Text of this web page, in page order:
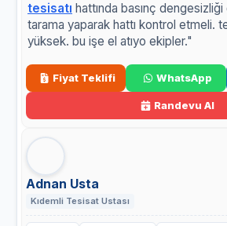
tesisatı hattında basınç
tarama yaparak hattı kontrol etmeli.
yüksek. bu işe el atıyo ekipler."
Fiyat Teklifi WhatsApp
Randevu Al
Adnan Usta
Kıdemli Tesisat Ustası